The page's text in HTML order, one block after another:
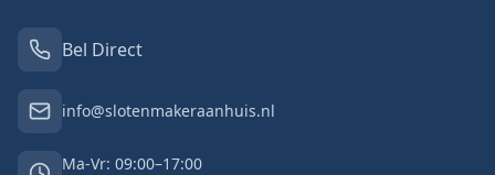
Bel Direct
info@slotenmakeraanhuis.nl
Ma-Vr: 09:00–17:00